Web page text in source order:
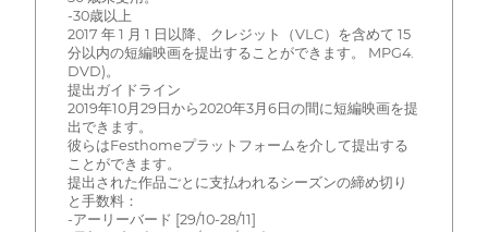
-30歳以上
2017 年 1 月 1 日以降、クレジット（VLC）を含めて 15
分以内の短編映画を提出することができます。 MPG4.
DVD)。
提出ガイドライン
2019年10月29日から2020年3月6日の間に短編映画を提
出できます。
彼らはFesthomeプラットフォームを介して提出する
ことができます。
提出された作品ごとに支払われるシーズンの締め切り
と手数料：
-アーリーバード [29/10-28/11]